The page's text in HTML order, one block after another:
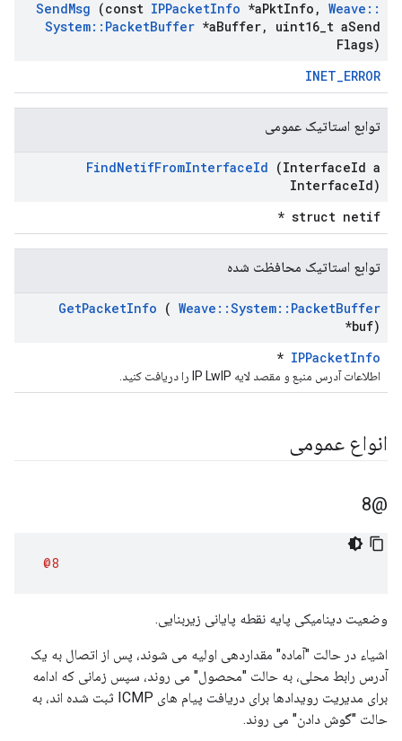
SendMsg (const IPPacketInfo *aPktInfo , Weave ::
System:: PacketBuffer *aBuffer, uint16 t aSend
Flags)
INET_ERROR
توابع استاتیک عمومی
FindNetifFromInterfaceId (InterfaceId a
InterfaceId)
struct netif *
توابع استاتیک محافظت شده
GetPacketInfo ( Weave ::System:: PacketBuffer
*buf)
IPPacketInfo
*
اطلاعات آدرس منبع و مقصد لایه IP LwIP را دریافت کنید.
انواع عمومی
@8
@8
وضعیت دینامیکی پایه نقطه پایانی زیربنایی.
اشیاء در حالت "آماده" مقداردهی اولیه می شوند، پس از اتصال به یک
آدرس رابط محلی، به حالت "محصول" می روند، سپس زمانی که ادامه
برای مدیریت رویدادها برای دریافت پیام های ICMP ثبت شده اند، به
حالت "گوش دادن" می روند.